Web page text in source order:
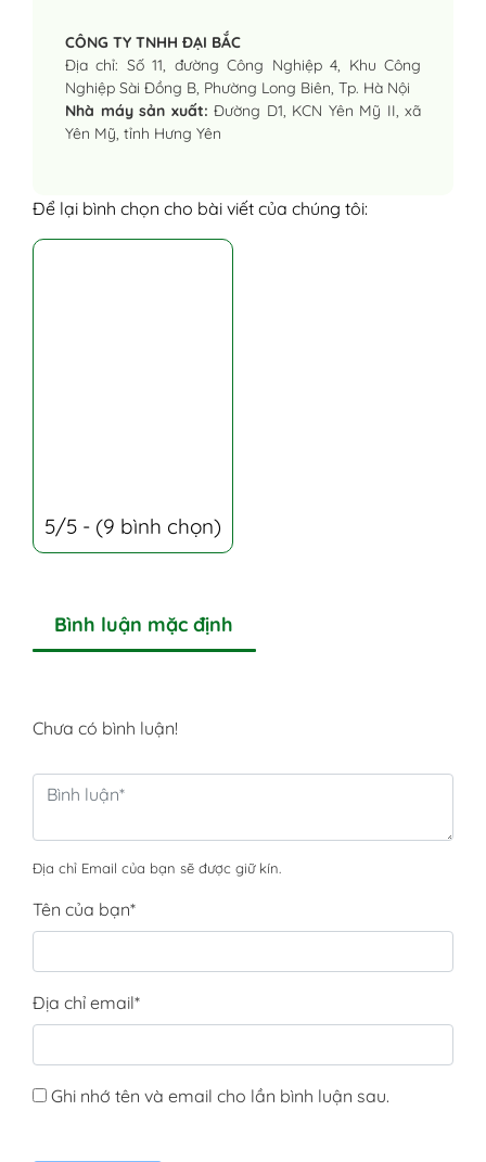
CÔNG TY TNHH ĐẠI BẮC
Địa chỉ: Số 11, đường Công Nghiệp 4, Khu Công
Nghiệp Sài Đồng B, Phường Long Biên, Tp. Hà Nội
Nhà máy sản xuất: Đường D1, KCN Yên Mỹ II, xã
Yên Mỹ, tỉnh Hưng Yên
Để lại bình chọn cho bài viết của chúng tôi:
5/5 - (9 bình chọn)
Bình luận mặc định
Chưa có bình luận!
Địa chỉ Email của bạn sẽ được giữ kín.
Tên của bạn*
Địa chỉ email*
Ghi nhớ tên và email cho lần bình luận sau.